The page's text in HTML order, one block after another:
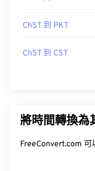
ChST 到 PKT
ChST 到 CST
將時間轉換為
FreeConvert.com 可